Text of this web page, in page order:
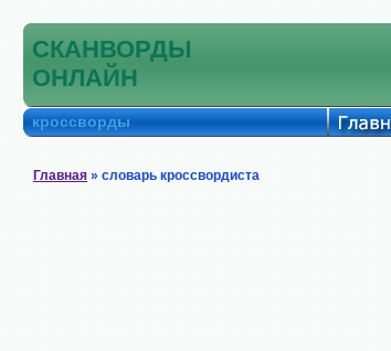
СКАНВОРДЫ
ОНЛАЙН
кроссворды
Главная » словарь кроссвордиста